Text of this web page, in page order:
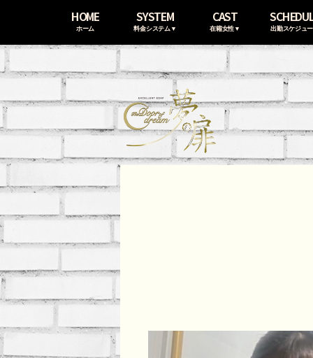
HOME
ホーム
SYSTEM
料金システム▼
CAST
在籍女性▼ 出勤スケジュ